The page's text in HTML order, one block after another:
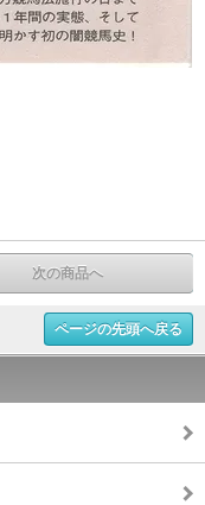
次の商品へ
ページの先頭へ戻る